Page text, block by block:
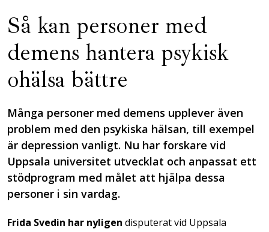
Så kan personer med
demens hantera psykisk
ohälsa bättre
Många personer med demens upplever även
problem med den psykiska hälsan, till exempel
är depression vanligt. Nu har forskare vid
Uppsala universitet utvecklat och anpassat ett
stödprogram med målet att hjälpa dessa
personer i sin vardag.
Frida Svedin har nyligen disputerat vid Uppsala